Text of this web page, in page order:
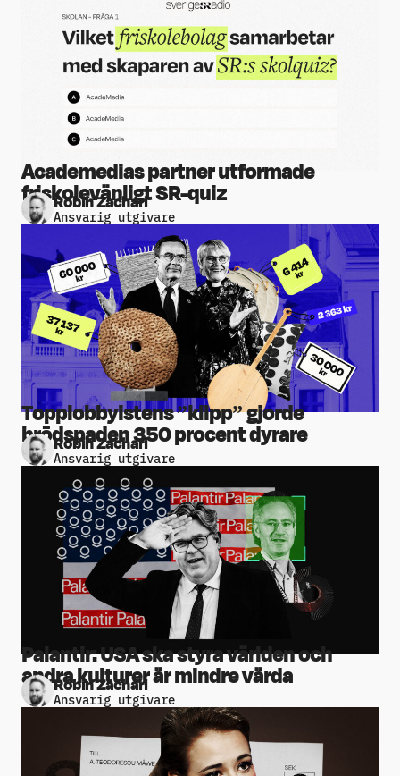
Academedias partner utformade
friskolevänligt SR-quiz
Robin Zachari
Ansvarig utgivare
Topplobbyistens ”klipp” gjorde
brödspaden 350 procent dyrare
Robin Zachari
Ansvarig utgivare
Palantir: USA ska styra världen och
andra kulturer är mindre värda
Robin Zachari
Ansvarig utgivare